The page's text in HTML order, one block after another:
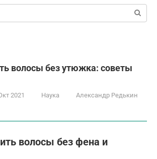
волосы без утюжка: советы
2021 Наука Александр Редькин
волосы без фена и